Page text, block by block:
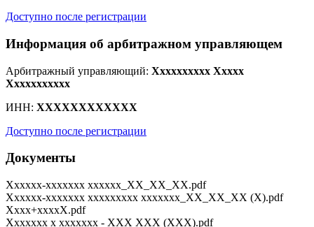
Доступно после регистрации
Информация об арбитражном управляющем
Арбитражный управляющий: Xxxxxxxxxx Xxxxx
Xxxxxxxxxxx
ИНН: XXXXXXXXXXXX
Доступно после регистрации
Документы
Xxxxxx-xxxxxxx xxxxxx_XX_XX_XX.pdf
Xxxxxx-xxxxxxx xxxxxxxxx xxxxxxx_XX_XX_XX (X).pdf
Xxxx+xxxxX.pdf
Xxxxxxx x xxxxxxx - XXX XXX (XXX).pdf